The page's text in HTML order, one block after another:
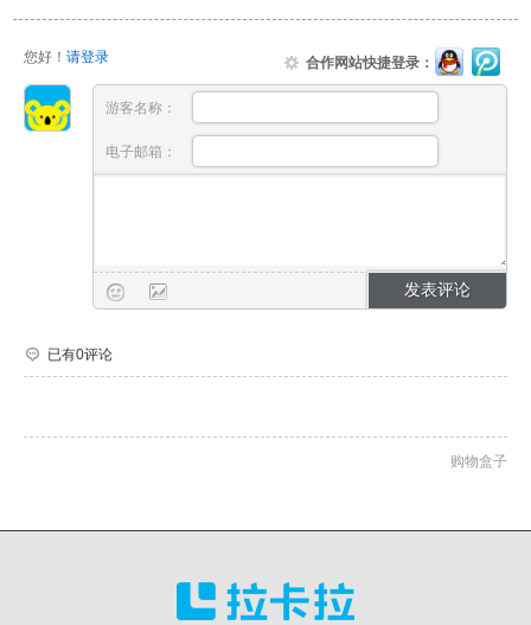
您好！ 请登录 合作网站快捷登录：
游客名称：
电子邮箱：
已有0评论
购物盒子